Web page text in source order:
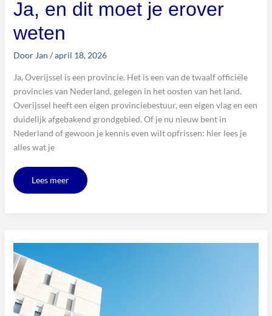
Ja, en dit moet je erover
weten
Door Jan /april 18, 2026
Ja, Overijssel is een provincie. Het is een van de twaalf officiële
provincies van Nederland, gelegen in het oosten van het land.
Overijssel heeft een eigen provinciebestuur, een eigen vlag en een
duidelijk afgebakend grondgebied. Of je nu nieuw bent in
Nederland of gewoon je kennis even wilt opfrissen: hier lees je
alles wat je
Lees meer
woningbouw
wat
het
het
werkt